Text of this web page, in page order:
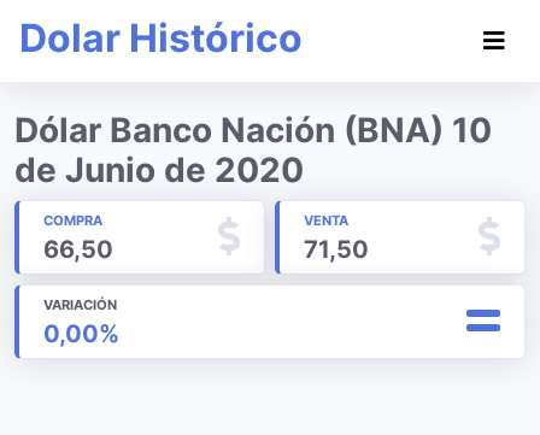
Dolar Histórico
Dólar Banco Nación (BNA) 10
de Junio de 2020
COMPRA
66,50
VENTA
71,50
VARIACIÓN
0,00%